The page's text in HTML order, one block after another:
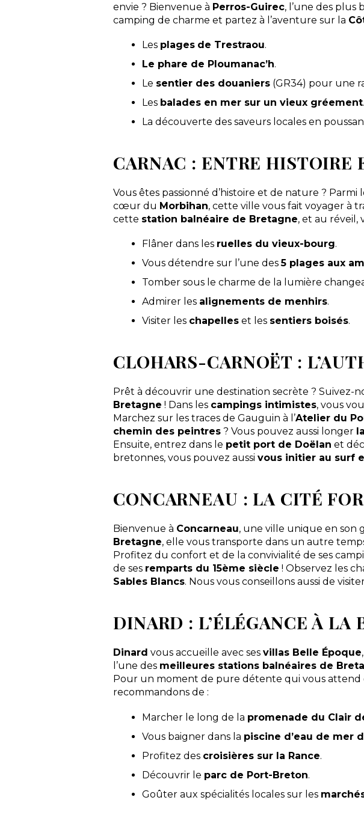
envie ? Bienvenue à Perros-Guirec, l’une des plus
camping de charme et partez à l’aventure sur la
Les plages de Trestraou.
Le phare de Ploumanac’h.
Le sentier des douaniers (GR34) pour une
Les balades en mer sur un vieux gréement.
La découverte des saveurs locales en
CARNAC : ENTRE HISTOIRE
Vous êtes passionné d’histoire et de nature ?
cœur du Morbihan, cette ville vous fait voyager à
cette station balnéaire de Bretagne, et au réveil,
Flâner dans les ruelles du vieux-bourg.
Vous détendre sur l’une des5 plages aux
Tomber sous le charme de la lumière
Admirer les alignements de menhirs.
Visiter les chapelles et les sentiers boisés.
CLOHARS-CARNOËT :
Prêt à découvrir une destination secrète ? Suivez-
Bretagne ! Dans les campings intimistes, vous
Marchez sur les traces de Gauguin à l’Atelier du
chemin des peintres ? Vous pouvez aussi longer
Ensuite, entrez dans le petit port de Doëlan et
bretonnes, vous pouvez aussivous initier au surf
CONCARNEAU : LA CITÉ
Bienvenue à Concarneau, une ville unique en son
Bretagne, elle vous transporte dans un autre
Profitez du confort et de la convivialité de ses
de ses remparts du 15ème siècle ! Observez les
Sables Blancs. Nous vous conseillons aussi de
DINARD : L’ÉLÉGANCE À LA
Dinard vous accueille avec sesvillas Belle Époque
l’une des meilleures stations balnéaires de
Pour un moment de pure détente qui vous
recommandons de :
Marcher le long de la promenade du Clair
Vous baigner dans la piscine d’eau de mer
Profitez des croisières sur la Rance.
Découvrir le parc de Port-Breton.
Goûter aux spécialités locales sur les